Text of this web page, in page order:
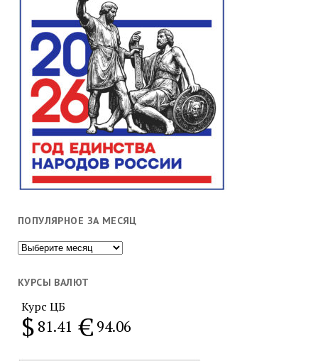
ПОПУЛЯРНОЕ ЗА МЕСЯЦ
Популярное
месяц
КУРСЫ ВАЛЮТ
Курс ЦБ
$ 81.41 € 94.06